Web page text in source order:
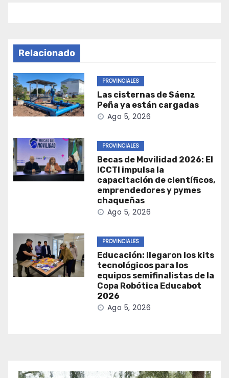
Relacionado
PROVINCIALES
Las cisternas de Sáenz
Peña ya están cargadas
Ago 5, 2026
PROVINCIALES
Becas de Movilidad 2026: El
ICCTI impulsa la
capacitación de científicos,
emprendedores y pymes
chaqueñas
Ago 5, 2026
PROVINCIALES
Educación: llegaron los kits
tecnológicos para los
equipos semifinalistas de la
Copa Robótica Educabot
2026
Ago 5, 2026